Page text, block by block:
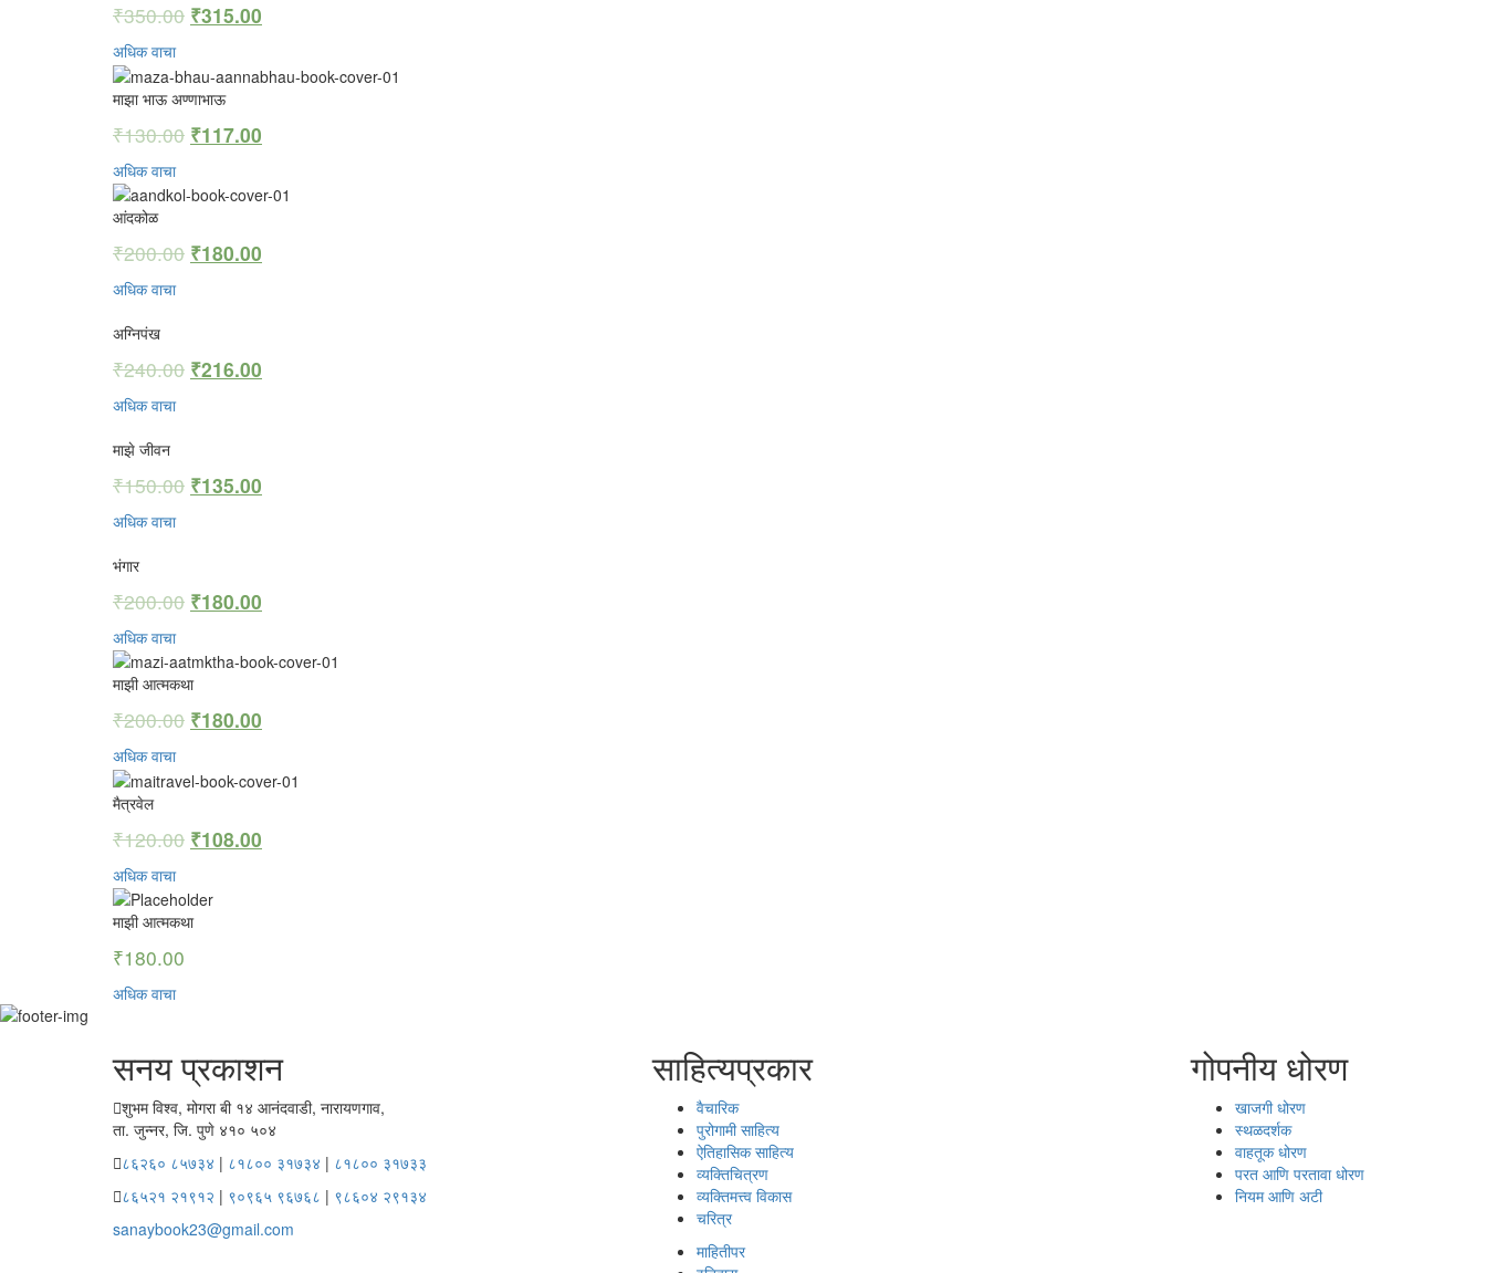
₹350.00 ₹315.00
अधिक वाचा
माझा भाऊ अण्णाभाऊ
₹130.00 ₹117.00
अधिक वाचा
आंदकोळ
₹200.00 ₹180.00
अधिक वाचा
अग्निपंख
₹240.00 ₹216.00
अधिक वाचा
माझे जीवन
₹150.00 ₹135.00
अधिक वाचा
भंगार
₹200.00 ₹180.00
अधिक वाचा
माझी आत्मकथा
₹200.00 ₹180.00
अधिक वाचा
मैत्रवेल
₹120.00 ₹108.00
अधिक वाचा
माझी आत्मकथा
₹180.00
अधिक वाचा
सनय प्रकाशन
शुभम विश्व, मोगरा बी १४ आनंदवाडी, नारायणगाव,
ता. जुन्नर, जि. पुणे ४१० ५०४
८६२६० ८५७३४ | ८१८०० ३१७३४ | ८१८०० ३१७३३
८६५२१ २१९१२ | ९०९६५ ९६७६८ | ९८६०४ २९१३४
sanaybook23@gmail.com
साहित्यप्रकार
वैचारिक
पुरोगामी साहित्य
ऐतिहासिक साहित्य
व्यक्तिचित्रण
व्यक्तिमत्त्व विकास
चरित्र
माहितीपर
गोपनीय धोरण
खाजगी धोरण
स्थळदर्शक
वाहतूक धोरण
परत आणि परतावा धोरण
नियम आणि अटी